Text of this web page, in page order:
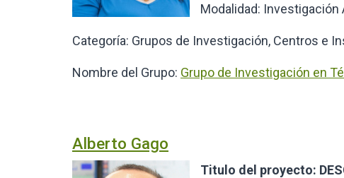
Modalidad: Investigación
Categoría: Grupos de Investigación, Centros e
Nombre del Grupo: Grupo de Investigación en
Alberto Gago
Titulo del proyecto: